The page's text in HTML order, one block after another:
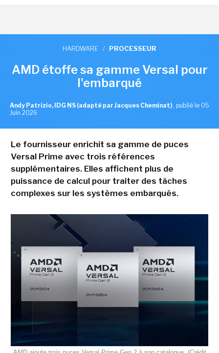
HARDWARE / PROCESSEUR
AMD étoffe sa gamme Versal pour
l'embarqué
Andy Patrizio, IDG NS (adapté par Jacques Cheminat) , publié le 05
Juin 2026
Le fournisseur enrichit sa gamme de puces
Versal Prime avec trois références
supplémentaires. Elles affichent plus de
puissance de calcul pour traiter des tâches
complexes sur les systèmes embarqués.